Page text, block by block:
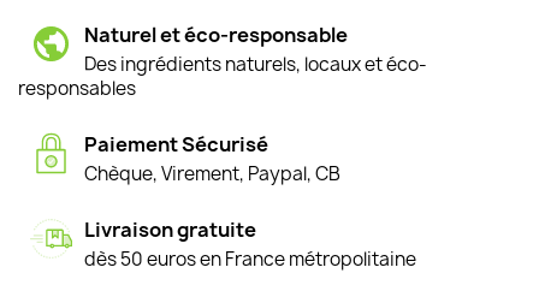
Naturel et éco-responsable
Des ingrédients naturels, locaux et éco-
responsables
Paiement Sécurisé
Chèque, Virement, Paypal, CB
Livraison gratuite
dès 50 euros en France métropolitaine